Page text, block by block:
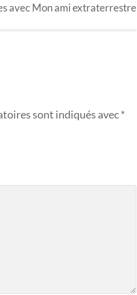
avec Mon ami extraterrestre
sont indiqués avec*